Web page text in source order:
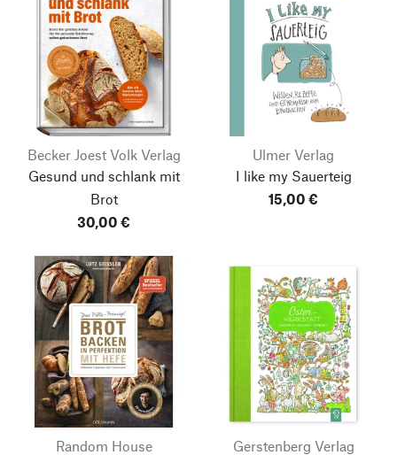
Becker Joest Volk Verlag
Gesund und schlank mit
Brot
30,00 €
Ulmer Verlag
I like my Sauerteig
15,00 €
Random House
Gerstenberg Verlag